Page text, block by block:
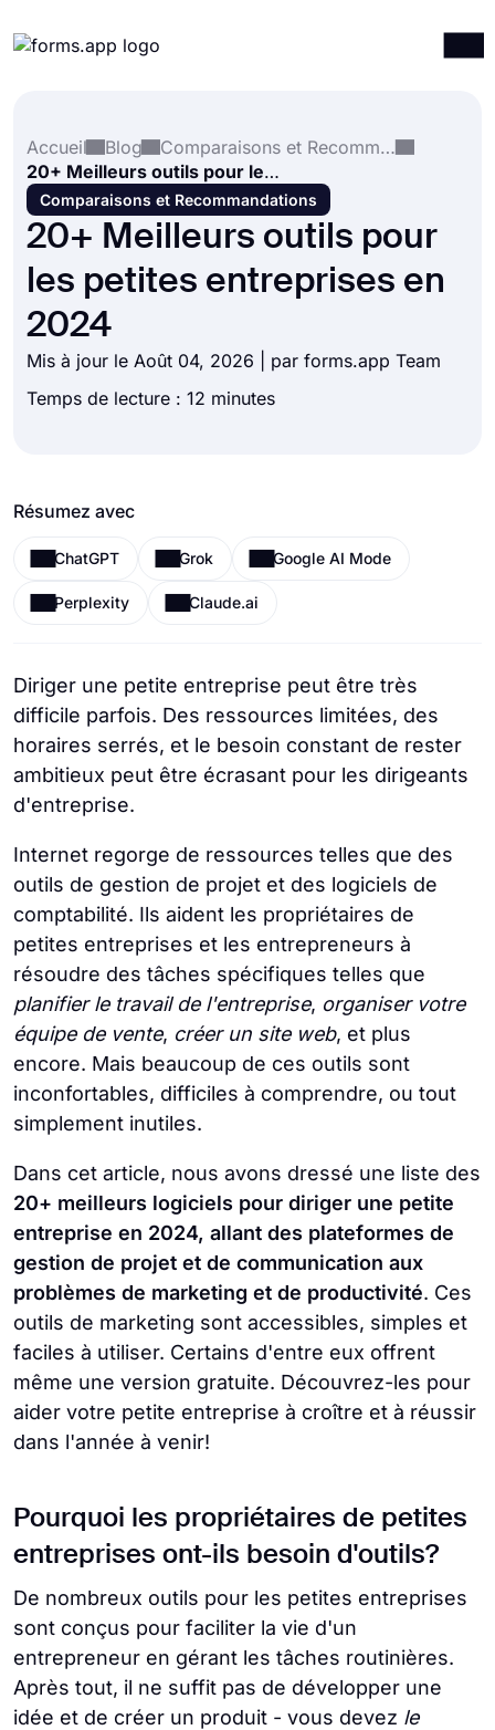
Intégrations
Modèles
Ressources
Tarification
Accueil
Blog
Comparaisons et Recommandations
20+ Meilleurs outils pour les petites entreprises en 2024
Comparaisons et Recommandations
20+ Meilleurs outils pour
les petites entreprises en
2024
Mis à jour le Août 04, 2026 | par forms.app Team
Temps de lecture : 12 minutes
Résumez avec
ChatGPT Grok Google AI Mode
Perplexity Claude.ai
Diriger une petite entreprise peut être très
difficile parfois. Des ressources limitées, des
horaires serrés, et le besoin constant de rester
ambitieux peut être écrasant pour les dirigeants
d'entreprise.
Internet regorge de ressources telles que des
outils de gestion de projet et des logiciels de
comptabilité. Ils aident les propriétaires de
petites entreprises et les entrepreneurs à
résoudre des tâches spécifiques telles que
planifier le travail de l'entreprise, organiser votre
équipe de vente, créer un site web, et plus
encore. Mais beaucoup de ces outils sont
inconfortables, difficiles à comprendre, ou tout
simplement inutiles.
Dans cet article, nous avons dressé une liste des
20+ meilleurs logiciels pour diriger une petite
entreprise en 2024, allant des plateformes de
gestion de projet et de communication aux
problèmes de marketing et de productivité. Ces
outils de marketing sont accessibles, simples et
faciles à utiliser. Certains d'entre eux offrent
même une version gratuite. Découvrez-les pour
aider votre petite entreprise à croître et à réussir
dans l'année à venir!
Pourquoi les propriétaires de petites
entreprises ont-ils besoin d'outils?
De nombreux outils pour les petites entreprises
sont conçus pour faciliter la vie d'un
entrepreneur en gérant les tâches routinières.
Après tout, il ne suffit pas de développer une
idée et de créer un produit - vous devez le